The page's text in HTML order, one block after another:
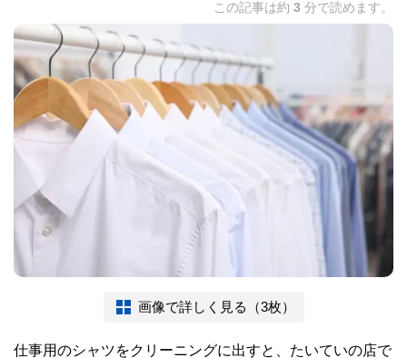
この記事は約 3 分で読めます。
画像で詳しく見る（3枚）
仕事用のシャツをクリーニングに出すと、たいていの店で